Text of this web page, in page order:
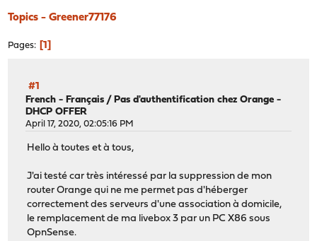
Topics - Greener77176
Pages 1
#1
French - Français / Pas d'authentification chez Orange -
DHCP OFFER
April 17, 2020, 02:05:16 PM
Hello à toutes et à tous,
J'ai testé car très intéressé par la suppression de mon
router Orange qui ne me permet pas d'héberger
correctement des serveurs d'une association à domicile,
le remplacement de ma livebox 3 par un PC X86 sous
OpnSense.